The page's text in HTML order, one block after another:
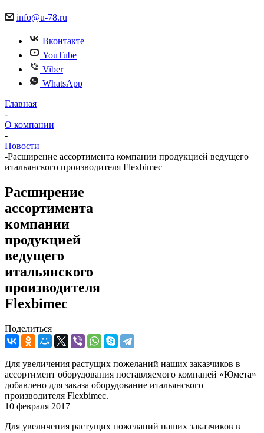
info@u-78.ru
Вконтакте
YouTube
Viber
WhatsApp
Главная
-
О компании
-
Новости
-Расширение ассортимента компании продукцией ведущего
итальянского производителя Flexbimec
Расширение
ассортимента
компании
продукцией
ведущего
итальянского
производителя
Flexbimec
Поделиться
Для увеличения растущих пожеланий наших заказчиков в
ассортимент оборудования поставляемого компаней «Юмета»
добавлено для заказа оборудование итальянского
производителя Flexbimec.
10 февраля 2017
Для увеличения растущих пожеланий наших заказчиков в